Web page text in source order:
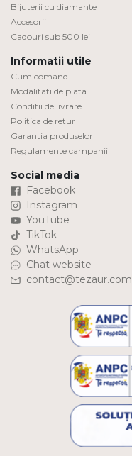
Bijuterii cu diamante
Accesorii
Cadouri sub 500 lei
Informatii utile
Cum comand
Modalitati de plata
Conditii de livrare
Politica de retur
Garantia produselor
Regulamente campanii
Social media
Facebook
Instagram
YouTube
TikTok
WhatsApp
Chat website
contact@tezaur.com